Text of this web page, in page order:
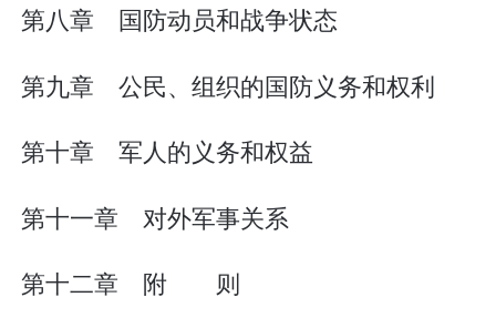
第八章 国防动员和战争状态
第九章 公民、组织的国防义务和权利
第十章 军人的义务和权益
第十一章 对外军事关系
第十二章 附 则